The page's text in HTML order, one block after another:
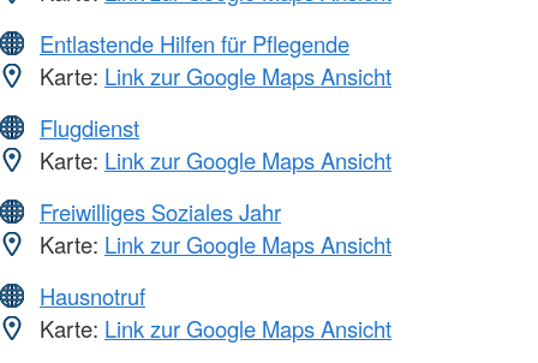
Entlastende Hilfen für Pflegende
Karte: Link zur Google Maps Ansicht
Flugdienst
Karte: Link zur Google Maps Ansicht
Freiwilliges Soziales Jahr
Karte: Link zur Google Maps Ansicht
Hausnotruf
Karte: Link zur Google Maps Ansicht